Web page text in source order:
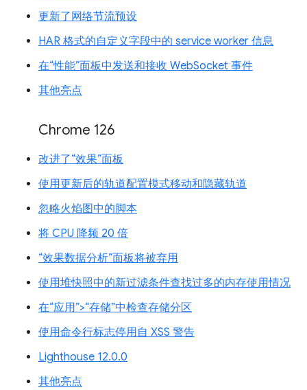
更新了网络节流预设
HAR 格式的自定义字段中的 service worker 信息
在“性能”面板中发送和接收 WebSocket 事件
其他亮点
Chrome 126
改进了“效果”面板
使用更新后的轨道配置模式移动和隐藏轨道
忽略火焰图中的脚本
将 CPU 降频 20 倍
“效果数据分析”面板将被弃用
使用堆快照中的新过滤条件查找过多的内存使用情况
在“应用”>“存储”中检查存储分区
使用命令行标志停用自 XSS 警告
Lighthouse 12.0.0
其他亮点